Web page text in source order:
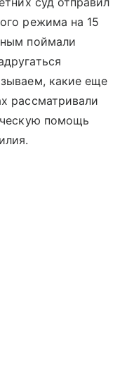
режима на 15
поймали
какие еще
рассматривали
помощь